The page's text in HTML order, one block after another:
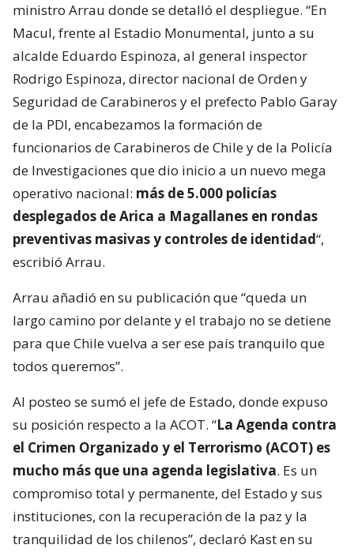
ministro Arrau donde se detalló el despliegue. “En
Macul, frente al Estadio Monumental, junto a su
alcalde Eduardo Espinoza, al general inspector
Rodrigo Espinoza, director nacional de Orden y
Seguridad de Carabineros y el prefecto Pablo Garay
de la PDI, encabezamos la formación de
funcionarios de Carabineros de Chile y de la Policía
de Investigaciones que dio inicio a un nuevo mega
operativo nacional: más de 5.000 policías
desplegados de Arica a Magallanes en rondas
preventivas masivas y controles de identidad“,
escribió Arrau.
Arrau añadió en su publicación que “queda un
largo camino por delante y el trabajo no se detiene
para que Chile vuelva a ser ese país tranquilo que
todos queremos”.
Al posteo se sumó el jefe de Estado, donde expuso
su posición respecto a la ACOT. “La Agenda contra
el Crimen Organizado y el Terrorismo (ACOT) es
mucho más que una agenda legislativa. Es un
compromiso total y permanente, del Estado y sus
instituciones, con la recuperación de la paz y la
tranquilidad de los chilenos”, declaró Kast en su